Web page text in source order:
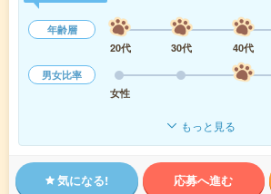
年齢層
20代
30代 40代
男女比率
女性
もっと見る
気になる! 応募へ進む